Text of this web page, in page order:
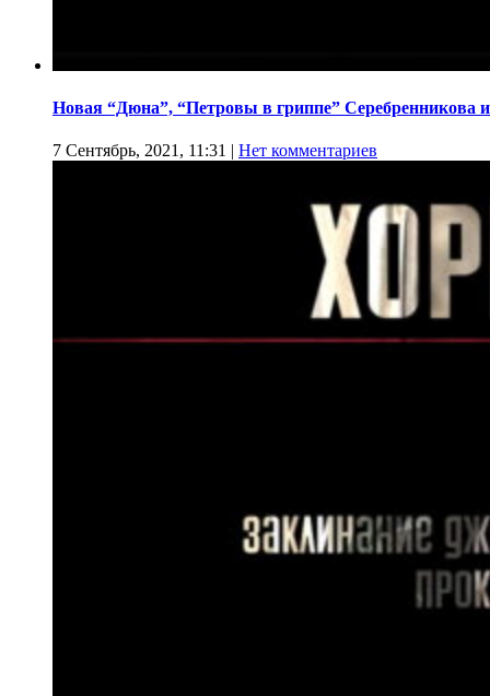
Новая “Дюна”, “Петровы в гриппе” Серебренникова
7 Сентябрь, 2021, 11:31 | Нет комментариев